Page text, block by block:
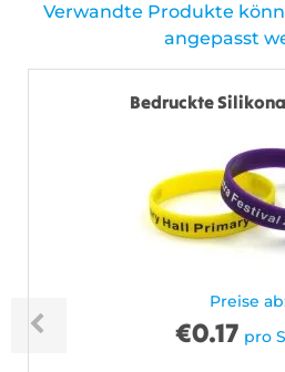
Verwandte Produkte
angepasst
Bedruckte
Preise
€0.17 pro